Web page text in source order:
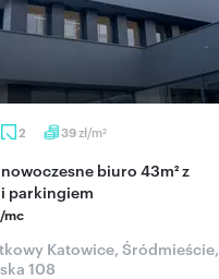
2 39zł/m2
parkingiem
/mc
Katowice, Śródmieście,
108